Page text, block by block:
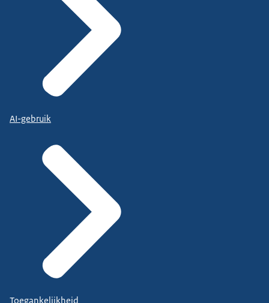
AI-gebruik